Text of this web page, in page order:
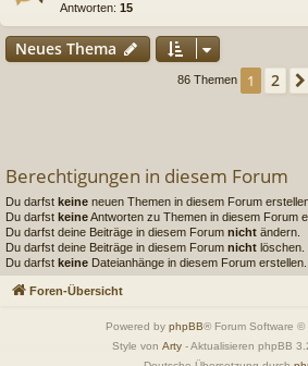
Antworten: 15
Neues Thema
86 Themen 1 2
Berechtigungen in diesem Forum
Du darfst keine neuen Themen in diesem Forum
Du darfst keineAntworten zu Themen in diesem Forum
Du darfst deine Beiträge in diesem Forum nicht ändern.
Du darfst deine Beiträge in diesem Forum nicht löschen.
Du darfst keine Dateianhänge in diesem Forum erstellen.
Foren-Übersicht
Powered by phpBB® Forum Software ©
Style von Arty- Aktualisieren phpBB